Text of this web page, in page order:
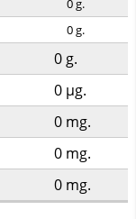
0g.
0g.
0 g.
0 µg.
0 mg.
0 mg.
0 mg.